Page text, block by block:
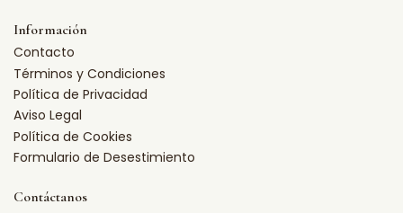
Información
Contacto
Términos y Condiciones
Política de Privacidad
Aviso Legal
Política de Cookies
Formulario de Desestimiento
Contáctanos